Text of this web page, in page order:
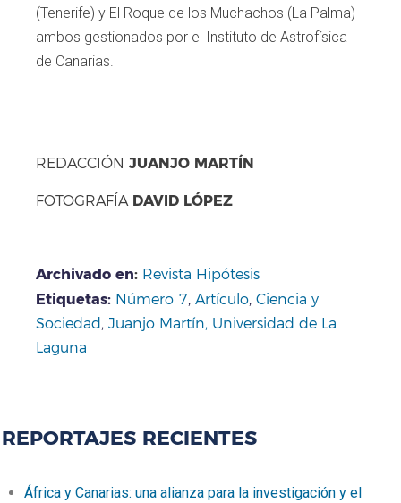
(Tenerife) y El Roque de los Muchachos (La Palma)
ambos gestionados por el Instituto de Astrofísica
de Canarias.
REDACCIÓN JUANJO MARTÍN
FOTOGRAFÍADAVID LÓPEZ
Archivado en: Revista Hipótesis
Etiquetas: Número 7, Artículo, Ciencia y
Sociedad , Juanjo Martín, Universidad de La
Laguna
REPORTAJES RECIENTES
África y Canarias: una alianza para la investigación y el